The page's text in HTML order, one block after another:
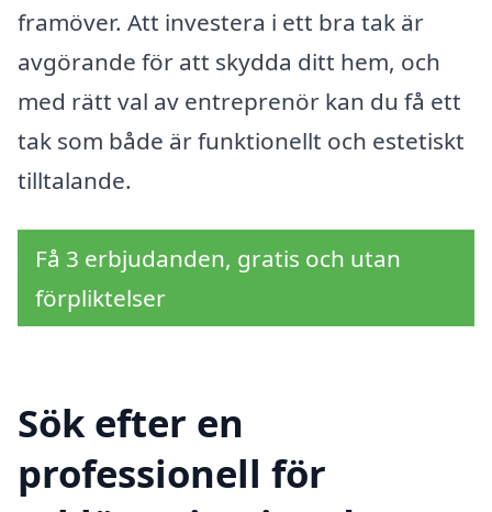
framöver. Att investera i ett bra tak är
avgörande för att skydda ditt hem, och
med rätt val av entreprenör kan du få ett
tak som både är funktionellt och estetiskt
tilltalande.
Få 3 erbjudanden, gratis och utan
förpliktelser
Sök efter en
professionell för